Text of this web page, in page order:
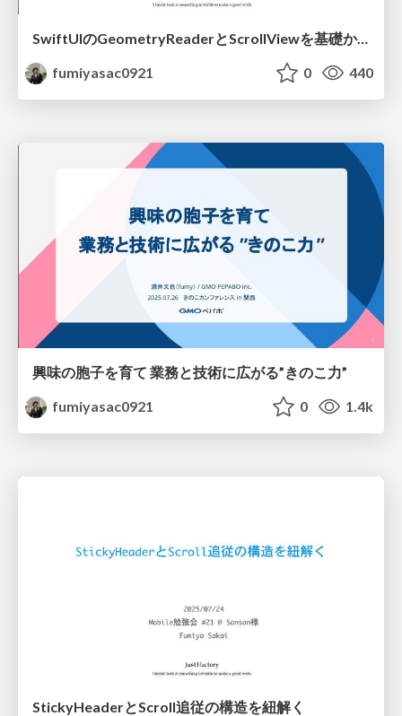
SwiftUIのGeometryReaderとScrollViewを基礎から応用まで学び直す：設計と活用事例
fumiyasac0921
0 440
興味の胞子を育て 業務と技術に広がる”きのこ力”
fumiyasac0921
0 1.4k
StickyHeaderとScroll追従の構造を紐解く